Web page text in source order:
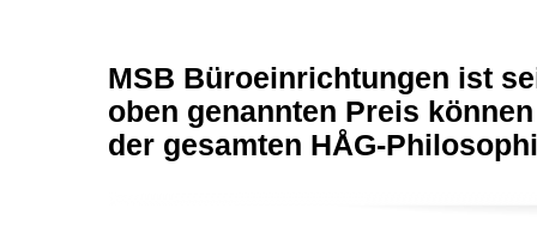
MSB Büroeinrichtungen ist
oben genannten Preis
der gesamten HÅG-